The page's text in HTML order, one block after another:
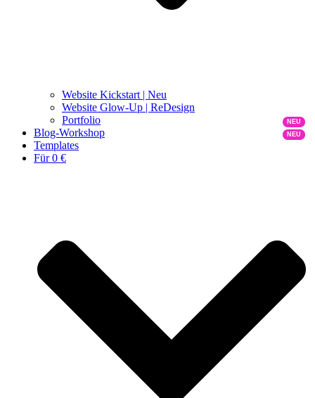
Website Kickstart | Neu
Website Glow-Up | ReDesign
Portfolio
Blog-Workshop
Templates
Für 0 €